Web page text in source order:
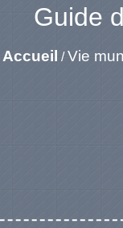
Guide
Accueil /Vie